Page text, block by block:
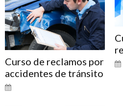
Curso de reclamos por
accidentes de tránsito